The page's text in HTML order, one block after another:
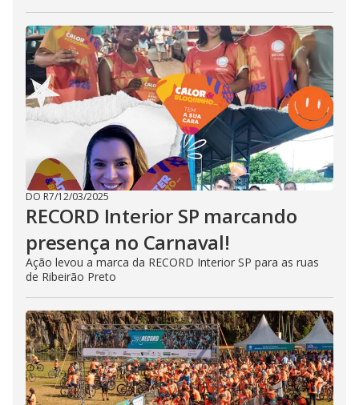
DO R7/12/03/2025
RECORD Interior SP marcando
presença no Carnaval!
Ação levou a marca da RECORD Interior SP para as ruas
de Ribeirão Preto